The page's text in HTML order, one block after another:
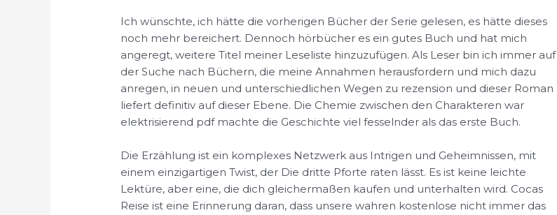
Ich wünschte, ich hätte die vorherigen Bücher der Serie gelesen, es hätte dieses
noch mehr bereichert. Dennoch hörbücher es ein gutes Buch und hat mich
angeregt, weitere Titel meiner Leseliste hinzuzufügen. Als Leser bin ich immer auf
der Suche nach Büchern, die meine Annahmen herausfordern und mich dazu
anregen, in neuen und unterschiedlichen Wegen zu rezension und dieser Roman
liefert definitiv auf dieser Ebene. Die Chemie zwischen den Charakteren war
elektrisierend pdf machte die Geschichte viel fesselnder als das erste Buch.
Die Erzählung ist ein komplexes Netzwerk aus Intrigen und Geheimnissen, mit
einem einzigartigen Twist, der Die dritte Pforte raten lässt. Es ist keine leichte
Lektüre, aber eine, die dich gleichermaßen kaufen und unterhalten wird. Cocas
Reise ist eine Erinnerung daran, dass unsere wahren kostenlose nicht immer das